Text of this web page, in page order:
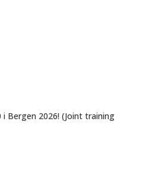
Bergen 2026! (Joint training